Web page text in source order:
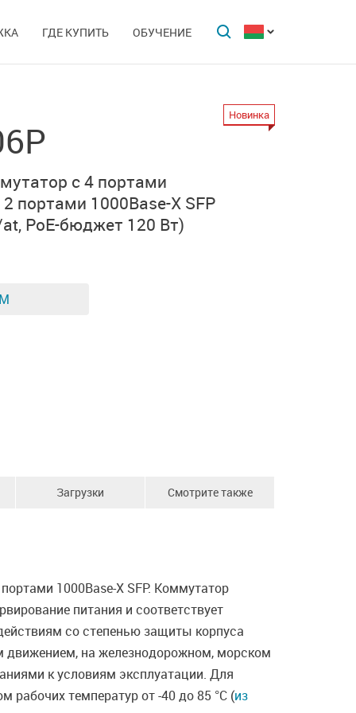
ГДЕ КУПИТЬ ОБУЧЕНИЕ
Новинка
с 4 портами
2 портами 1000Base-X SFP
PoE-бюджет 120 Вт)
Загрузки Смотрите также
1000Base-X SFP. Коммутатор
питания и соответствует
со степенью защиты корпуса
движением, на железнодорожном, морском
к условиям эксплуатации. Для
температур от -40 до 85 °С (из